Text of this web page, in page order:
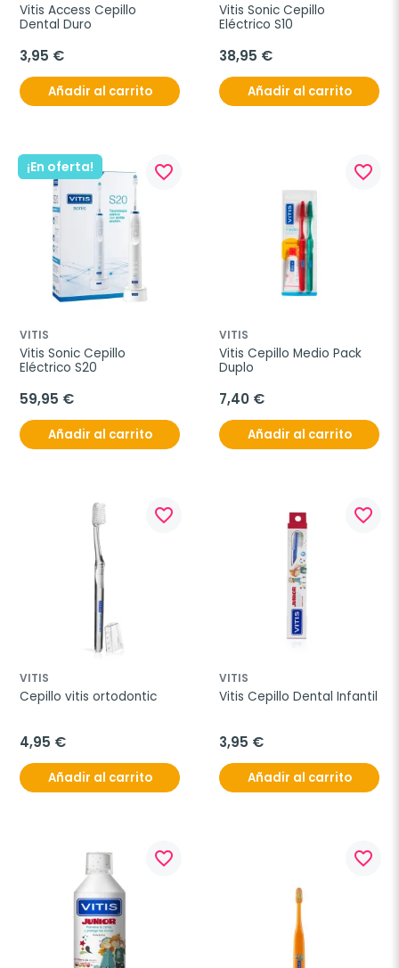
Vitis Access Cepillo
Dental Duro
3,95 €
Añadir al carrito
Vitis Sonic Cepillo
Eléctrico S10
38,95 €
Añadir al carrito
¡En oferta! favorite_border
VITIS
Vitis Sonic Cepillo
Eléctrico S20
59,95 €
Añadir al carrito
favorite_border
VITIS
Vitis Cepillo Medio Pack
Duplo
7,40 €
Añadir al carrito
favorite_border
VITIS
Cepillo vitis ortodontic
4,95 €
Añadir al carrito
favorite_border
VITIS
Vitis Cepillo Dental Infantil
3,95 €
Añadir al carrito
favorite_border favorite_border